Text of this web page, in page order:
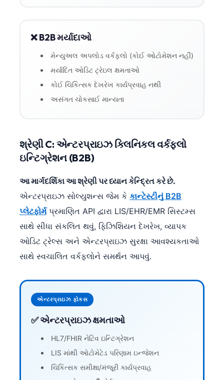
❌ B2B મર્યાદાઓ
મેન્યુઅલ અપલોડ વર્કફ્લો (કોઈ ઓટોમેશન નહીં)
મર્યાદિત ઓડિટ ટ્રેઇલ ક્ષમતાઓ
કોઈ ચિકિત્સક દેખરેખ કાર્યપ્રવાહ નથી
અસંગત ચોકસાઈ માન્યતા
શ્રેણી C: એન્ટરપ્રાઇઝ ક્લિનિકલ વર્કફ્લો
ઇન્ટિગ્રેશન (B2B)
આ માર્ગદર્શિકા આ શ્રેણી પર ધ્યાન કેન્દ્રિત કરે છે.
એન્ટરપ્રાઇઝ સોલ્યુશન્સ જેમ કે કાન્ટેસ્ટીનું B2B
પ્લેટફોર્મપ્રમાણિત API દ્વારા LIS/EHR/EMR સિસ્ટમ્સ
સાથે સીધા સંકલિત થવું, ફિઝિશિયન દેખરેખ, વ્યાપક
ઓડિટ ટ્રેલ્સ અને એન્ટરપ્રાઇઝ સુરક્ષા આવશ્યકતાઓ
સાથે સ્વચાલિત વર્કફ્લોને સમર્થન આપવું.
એન્ટરપ્રાઇઝ ફોકસ
✅ એન્ટરપ્રાઇઝ ક્ષમતાઓ
HL7/FHIR નેટિવ ઇન્ટિગ્રેશન
LIS માંથી ઓટોમેટેડ પરિણામ ઇન્જેશન
ચિકિત્સક સમીક્ષા/મંજૂરી કાર્યપ્રવાહ